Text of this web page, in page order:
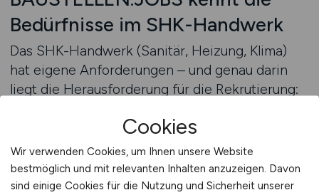
Bedürfnisse im SHK-Handwerk
Das SHK-Handwerk (Sanitär, Heizung, Klima)
hat eigene Anforderungen – und genau darin
liegt die Herausforderung für die Rekrutierung:
funktioniert, verfehlt die Zielgruppe. Der
klassische Anlagenmechaniker,
Heizungsmonteur oder Installateur sucht keine
Karriereschritte auf dem Papier, sondern ein
Cookies
Wir verwenden Cookies, um Ihnen unsere Website
bestmöglich und mit relevanten Inhalten anzuzeigen. Davon
sind einige Cookies für die Nutzung und Sicherheit unserer